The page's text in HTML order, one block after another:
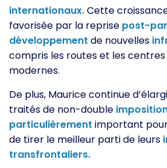
internationaux.Cette
favorisée par la reprise post-
développement de nouvelles
compris les routes et les centres
modernes.
De plus, Maurice continue
traités de non-double
particulièrement important
de tirer le meilleur parti de leurs
transfrontaliers.